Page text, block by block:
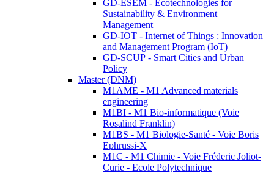
GD-ESEM - Ecotechnologies for
Sustainability & Environment
Management
GD-IOT - Internet of Things : Innovation
and Management Program (IoT)
GD-SCUP - Smart Cities and Urban
Policy
Master (DNM)
M1AME - M1 Advanced materials
engineering
M1BI - M1 Bio-informatique (Voie
Rosalind Franklin)
M1BS - M1 Biologie-Santé - Voie Boris
Ephrussi-X
M1C - M1 Chimie - Voie Fréderic Joliot-
Curie - Ecole Polytechnique